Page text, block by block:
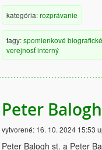
kategória:rozprávanie
tagy:spomienkové biografické
verejnosťinterný
Peter
vytvorené:16. 10. 2024 15:53
Peter Balogh st. a Peter